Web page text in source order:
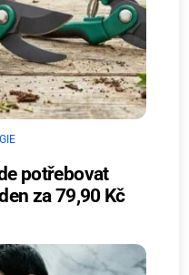
potřebovat
za 79,90 Kč